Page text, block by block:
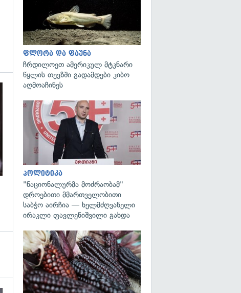
ფლორა და ფაუნა
ჩრდილოეთ ამერიკულ მტკნარი
წყლის თევზში გადამდები კიბო
აღმოაჩინეს
პოლიტიკა
"ნაციონალურმა მოძრაობამ"
დროებითი მმართველობითი
საბჭო აირჩია — ხელმძღვანელი
ირაკლი ფავლენიშვილი გახდა